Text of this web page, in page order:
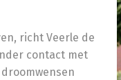
richt Veerle de
contact met